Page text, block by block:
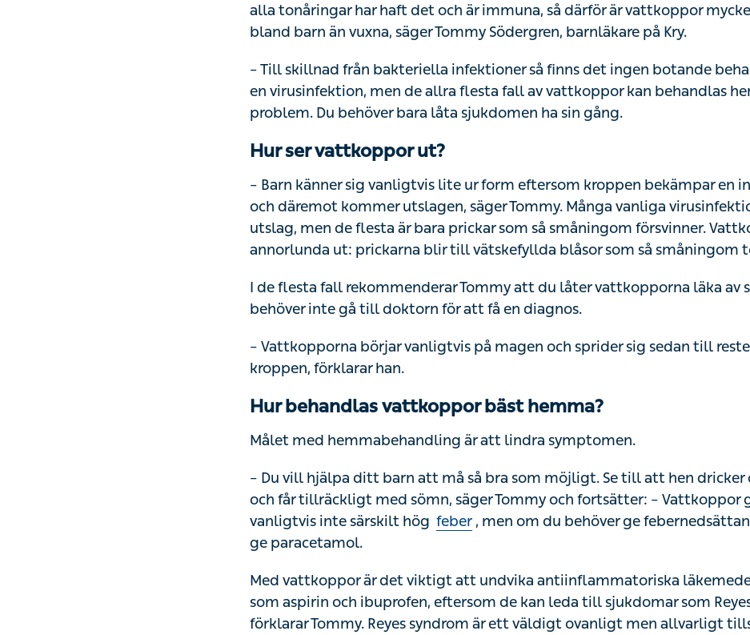
alla tonåringar har haft det och är immuna, så därför är vattkoppor
bland barn än vuxna, säger Tommy Södergren, barnläkare på Kry.
– Till skillnad från bakteriella infektioner så finns det ingen botande
en virusinfektion, men de allra flesta fall av vattkoppor kan behandlas
problem. Du behöver bara låta sjukdomen ha sin gång.
Hur ser vattkoppor ut?
– Barn känner sig vanligtvis lite ur form eftersom kroppen bekämpar en
och däremot kommer utslagen, säger Tommy. Många vanliga
utslag, men de flesta är bara prickar som så småningom försvinner.
annorlunda ut: prickarna blir till vätskefyllda blåsor som så småningom
I de flesta fall rekommenderar Tommy att du låter vattkopporna läka av
behöver inte gå till doktorn för att få en diagnos.
– Vattkopporna börjar vanligtvis på magen och sprider sig sedan till
kroppen, förklarar han.
Hur behandlas vattkoppor bäst hemma?
Målet med hemmabehandling är att lindra symptomen.
– Du vill hjälpa ditt barn att må så bra som möjligt. Se till att hen
och får tillräckligt med sömn, säger Tommy och fortsätter: – Vattkoppor
vanligtvis inte särskilt hög feber , men om du behöver ge
ge paracetamol.
Med vattkoppor är det viktigt att undvika antiinflammatoriska läkemedel
som aspirin och ibuprofen, eftersom de kan leda till sjukdomar som
förklarar Tommy. Reyes syndrom är ett väldigt ovanligt men allvarligt